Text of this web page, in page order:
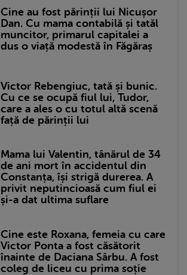
Cine au fost părinții lui Nicușor
Dan. Cu mama contabilă și tatăl
muncitor, primarul capitalei a
dus o viață modestă în Făgăraș
Victor Rebengiuc, tată și bunic.
Cu ce se ocupă fiul lui, Tudor,
care a ales o cu totul altă scenă
față de părinții lui
Mama lui Valentin, tânărul de 34
de ani mort în accidentul din
Constanța, își strigă durerea. A
privit neputincioasă cum fiul ei
și-a dat ultima suflare
Cine este Roxana, femeia cu care
Victor Ponta a fost căsătorit
înainte de Daciana Sârbu. A fost
coleg de liceu cu prima soție